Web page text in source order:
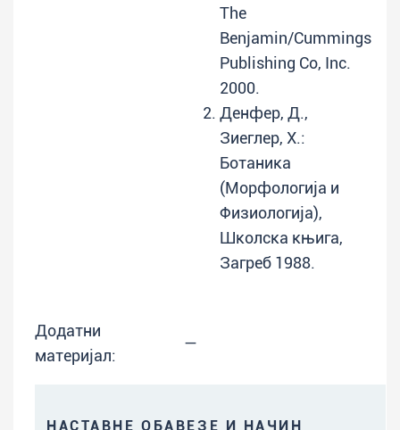
The
Benjamin/Cummings
Publishing Co, Inc.
2000.
Денфер, Д.,
Зиеглер, Х.:
Ботаника
(Морфологија и
Физиологија),
Школска књига,
Загреб 1988.
Додатни
материјал:
—
НАСТАВНЕ ОБАВЕЗЕ И НАЧИН